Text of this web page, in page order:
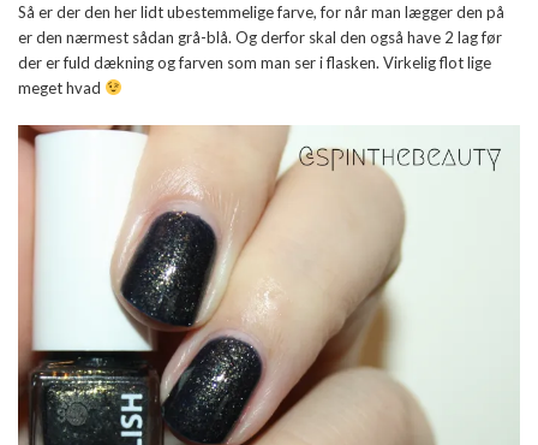
Så er der den her lidt ubestemmelige farve, for når man lægger den på
er den nærmest sådan grå-blå. Og derfor skal den også have 2 lag før
der er fuld dækning og farven som man ser i flasken. Virkelig flot lige
meget hvad